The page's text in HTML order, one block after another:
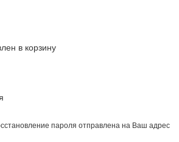
в корзину
пароля отправлена на Ваш адрес